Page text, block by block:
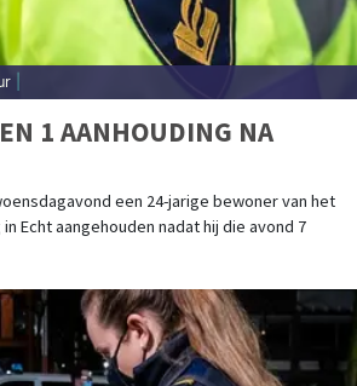
1 AANHOUDING NA
een 24-jarige bewoner van het
Echt aangehouden nadat hij die avond 7